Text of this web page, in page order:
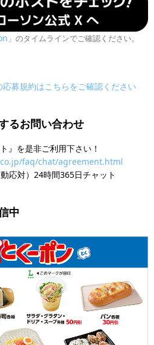
」のタイムラインでご確認ください。
募規約はこちらをご確認ください
るお問い合わせ
』を是非ご利用下さい！
faq/chat/agreement.html
応対）24時間365日チャット
中